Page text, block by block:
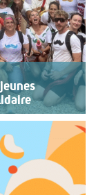
l’inclusion
jour des
des
handicap